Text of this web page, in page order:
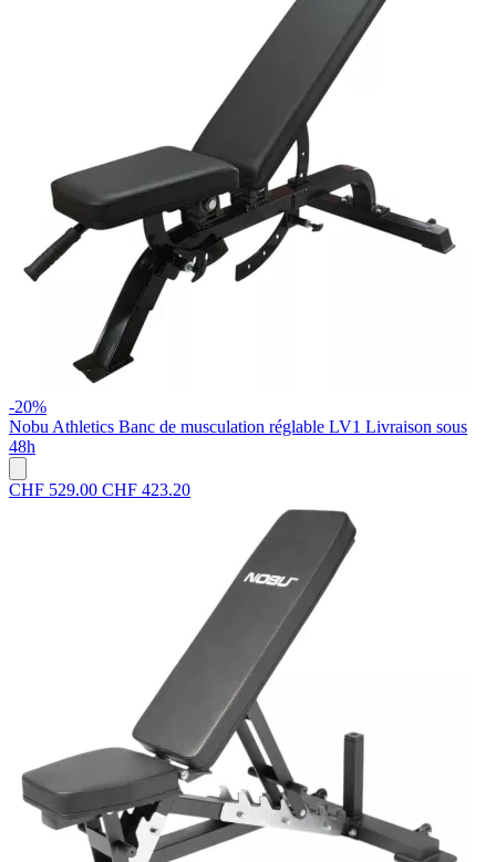
-20%
Nobu Athletics Banc de musculation réglable LV1 Livraison sous
48h
CHF 529.00 CHF 423.20